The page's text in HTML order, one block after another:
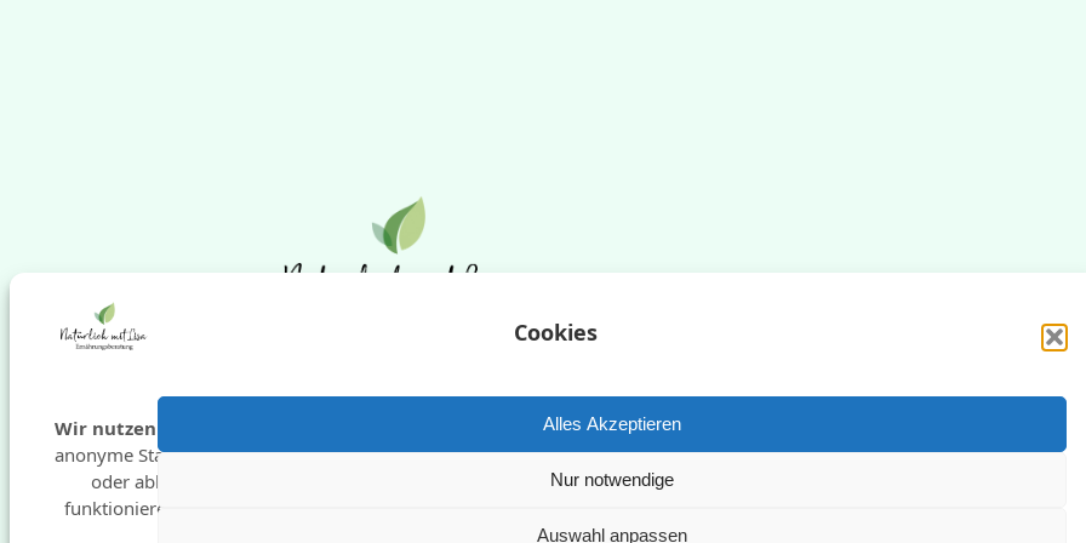
Cookies
Wir nutzen Cookies
anonyme Statistik. Du kannst zustimmen
oder ablehnen – manche Inhalte
funktionieren sonst nur eingeschränkt.
Alles Akzeptieren
Nur notwendige
Auswahl anpassen
ImpressumDatenschutzerklärung